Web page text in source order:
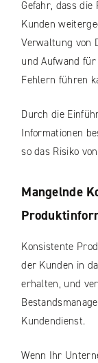
Gefahr, dass
Kunden
Verwaltung von
und Aufwand
Fehlern führen
Durch die
Informationen
so das Risiko
Mangelnde
Konsistente
der Kunden in
erhalten, und
Kundendienst.
Wenn Ihr